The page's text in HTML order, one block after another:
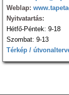
Weblap:
Nyitvatartás:
Hétfő-Péntek: 9-18
Szombat: 9-13
Térkép /